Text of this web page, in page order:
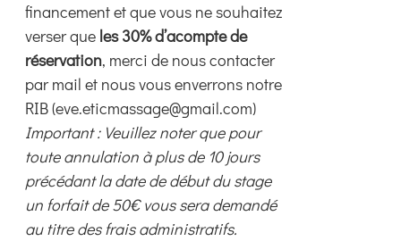
financement et que vous ne souhaitez
verser que les 30% d’acompte de
réservation, merci de nous contacter
par mail et nous vous enverrons notre
RIB (eve.eticmassage@gmail.com)
Important : Veuillez noter que pour
toute annulation à plus de 10 jours
précédant la date de début du stage
un forfait de 50€ vous sera demandé
au titre des frais administratifs.